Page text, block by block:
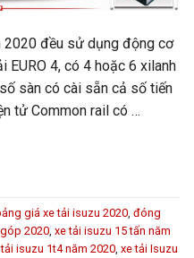
2020 đều sử dụng động cơ
4, có 4 hoặc 6 xilanh
sàn có cài sẵn cả số tiến
tử Common rail có …
giá xe tải isuzu 2020 đóng
2020 xe tải isuzu 15 tấn năm
isuzu 1t4 năm 2020 xe tải Isuzu